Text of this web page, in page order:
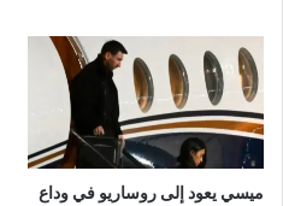
ميسي يعود إلى روساريو في وداع